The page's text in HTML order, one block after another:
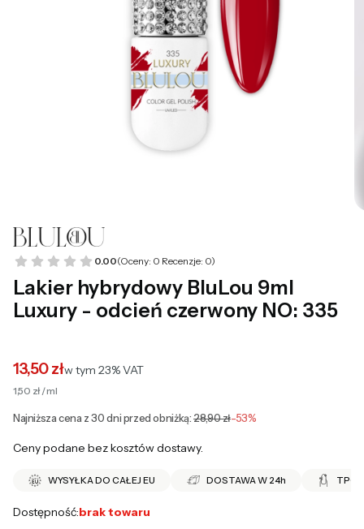
0.00(Oceny: 0 Recenzje: 0)
Lakier hybrydowy BluLou 9ml
Luxury - odcień czerwony NO: 335
13,50 złw tym 23% VAT
w tym 23%VAT
1,50 zł / ml
Najniższa cena z 30 dni przed obniżką: 28,90 zł-53%
Ceny podane bez kosztów dostawy.
WYSYŁKA DO CAŁEJ EU DOSTAWA W 24h TPO
Dostępność:brak towaru